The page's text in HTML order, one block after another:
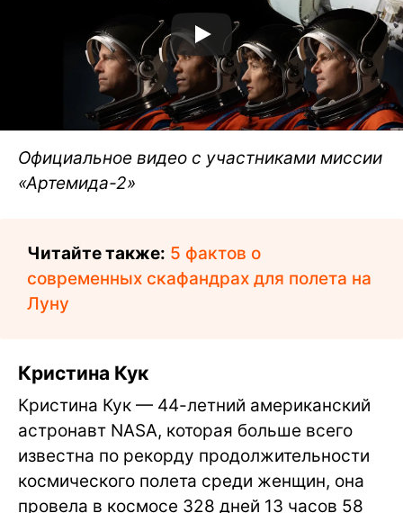
Официальное видео с участниками миссии
«Артемида-2»
Читайте также: 5 фактов о
современных скафандрах для полета на
Луну
Кристина Кук
Кристина Кук — 44-летний американский
астронавт NASA, которая больше всего
известна по рекорду продолжительности
космического полета среди женщин, она
провела в космосе 328 дней 13 часов 58